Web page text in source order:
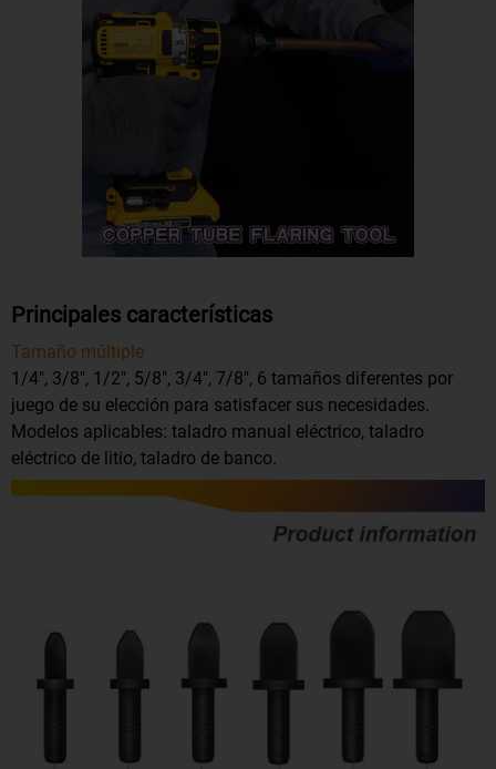
Principales características
Tamaño múltiple
1/4", 3/8", 1/2", 5/8", 3/4", 7/8", 6 tamaños diferentes por
juego de su elección para satisfacer sus necesidades.
Modelos aplicables: taladro manual eléctrico, taladro
eléctrico de litio, taladro de banco.